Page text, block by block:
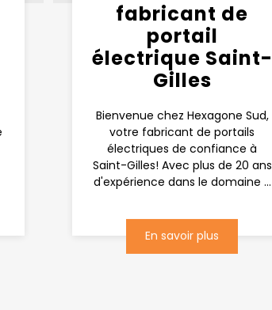
fabricant de
portail
électrique Saint-
Gilles
Bienvenue chez Hexagone Sud,
votre fabricant de portails
électriques de confiance à
Saint-Gilles! Avec plus de 20 ans
d'expérience dans le domaine ...
En savoir plus